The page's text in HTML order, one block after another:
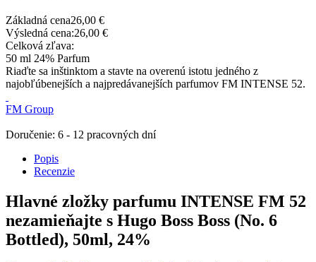
Základná cena26,00 €
Výsledná cena:26,00 €
Celková zľava:
50 ml 24% Parfum
Riaďte sa inštinktom a stavte na overenú istotu jedného z
najobľúbenejších a najpredávanejších parfumov FM INTENSE 52.
FM Group
Doručenie: 6 - 12 pracovných dní
Popis
Recenzie
Hlavné zložky parfumu INTENSE FM 52
nezamieňajte s Hugo Boss Boss (No. 6
Bottled), 50ml, 24%